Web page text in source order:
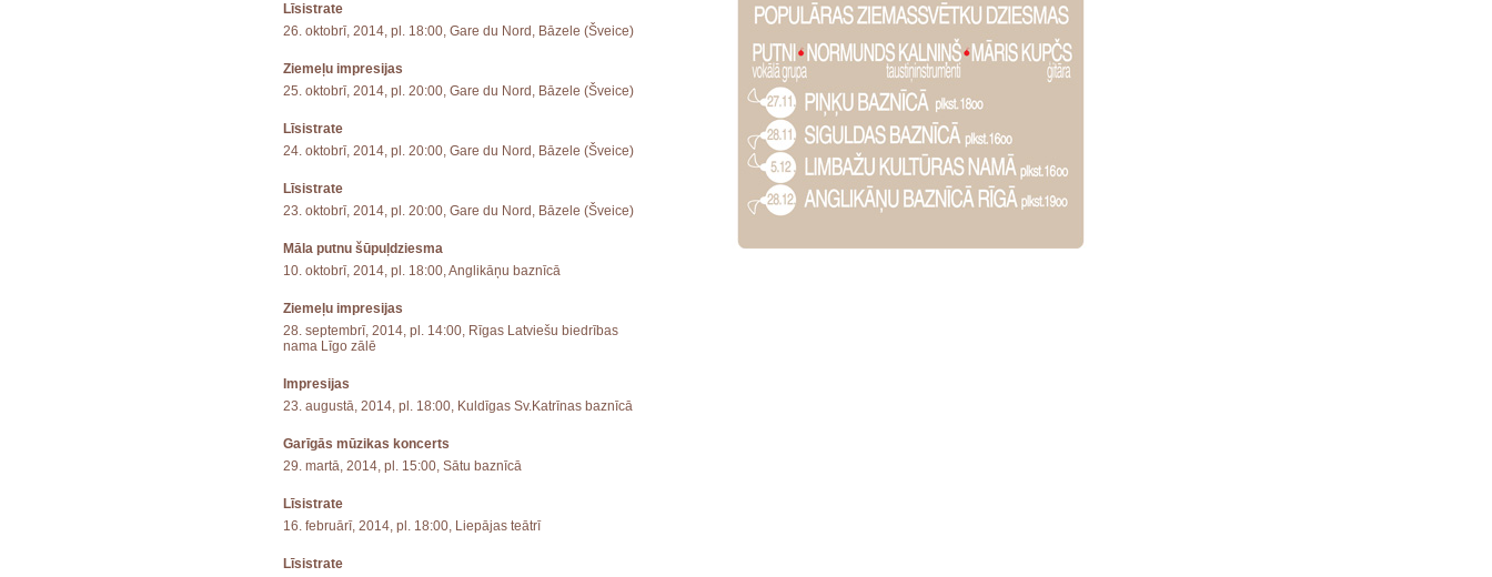
Līsistrate
26. oktobrī, 2014, pl. 18:00, Gare du Nord, Bāzele (Šveice)
Ziemeļu impresijas
25. oktobrī, 2014, pl. 20:00, Gare du Nord, Bāzele (Šveice)
Līsistrate
24. oktobrī, 2014, pl. 20:00, Gare du Nord, Bāzele (Šveice)
Līsistrate
23. oktobrī, 2014, pl. 20:00, Gare du Nord, Bāzele (Šveice)
Māla putnu šūpuļdziesma
10. oktobrī, 2014, pl. 18:00, Anglikāņu baznīcā
Ziemeļu impresijas
28. septembrī, 2014, pl. 14:00, Rīgas Latviešu biedrības
nama Līgo zālē
Impresijas
23. augustā, 2014, pl. 18:00, Kuldīgas Sv.Katrīnas baznīcā
Garīgās mūzikas koncerts
29. martā, 2014, pl. 15:00, Sātu baznīcā
Līsistrate
16. februārī, 2014, pl. 18:00, Liepājas teātrī
Līsistrate